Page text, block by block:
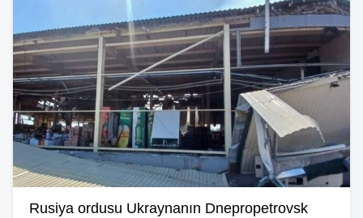
Rusiya ordusu Ukraynanın Dnepropetrovsk